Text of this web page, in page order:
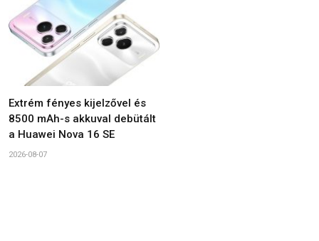
Extrém fényes kijelzővel és
8500 mAh-s akkuval debütált
a Huawei Nova 16 SE
2026-08-07